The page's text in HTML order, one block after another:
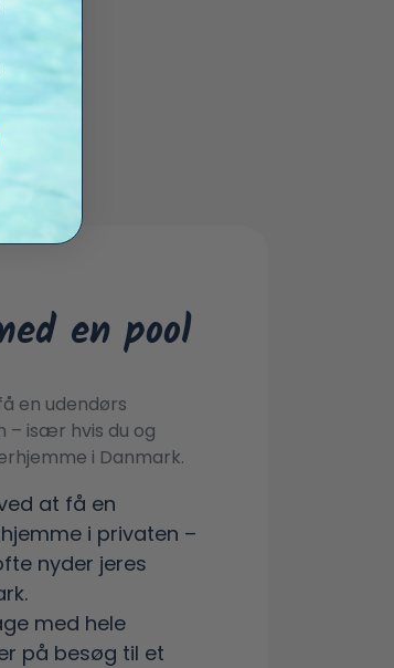
en pool
en udendørs
– især hvis du og
i Danmark.
at få en
i privaten –
nyder jeres
med hele
på besøg til et